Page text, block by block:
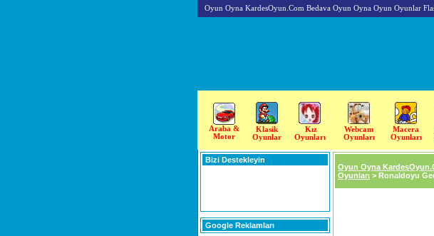
Oyun Oyna KardesOyun.Com Bedava Oyun Oyna Oyun Oyunlar
Araba &
Motor
Klasik
Oyunlar
Kız
Oyunları
Webcam
Oyunları
Macera
Oyunları
Bizi Destekleyin
Google Reklamları
Oyun Oyna
Oyunları > Ronaldoyu